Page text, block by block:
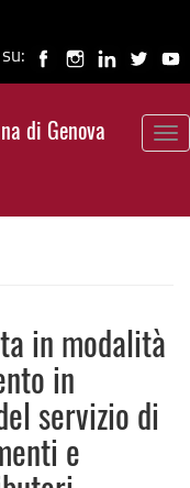
di Genova
in modalità
in
servizio di
e